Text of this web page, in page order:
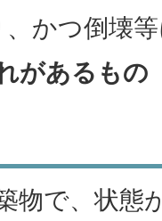
かつ倒壊
があるもの
物で、状態